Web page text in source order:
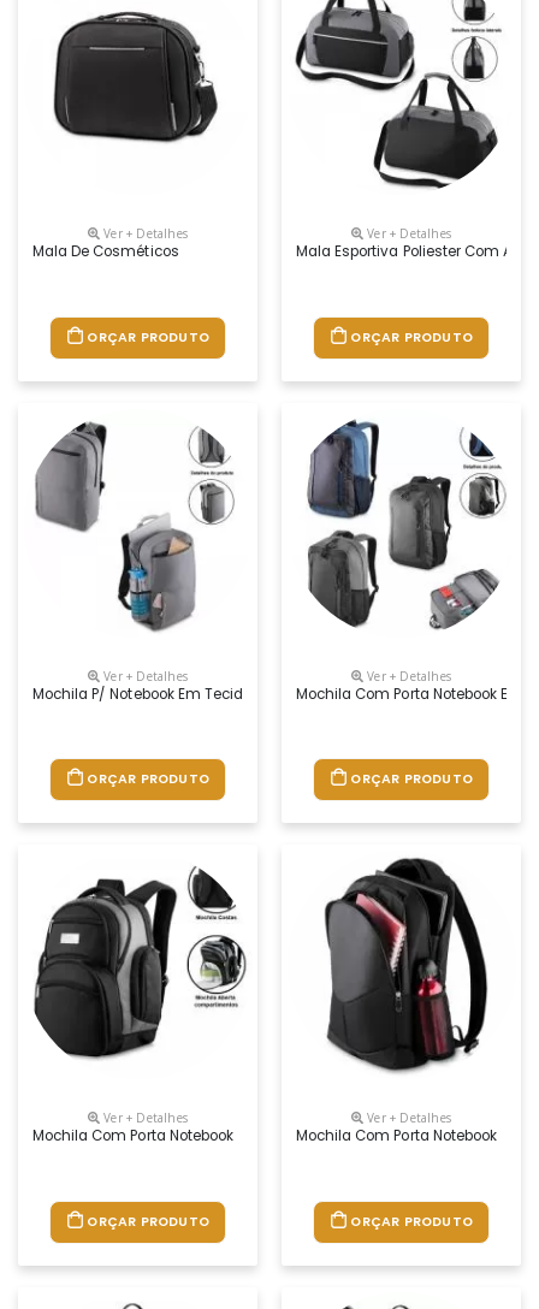
Ver + Detalhes
Mala De Cosméticos
ORÇAR PRODUTO
Ver + Detalhes
Mala Esportiva Poliester Com Alça
ORÇAR PRODUTO
Ver + Detalhes
Mochila P/ Notebook Em Tecido Nylon Com Bolso Lateral
ORÇAR PRODUTO
Ver + Detalhes
Mochila Com Porta Notebook Em
ORÇAR PRODUTO
Ver + Detalhes
Mochila Com Porta Notebook
ORÇAR PRODUTO
Ver + Detalhes
Mochila Com Porta Notebook
ORÇAR PRODUTO